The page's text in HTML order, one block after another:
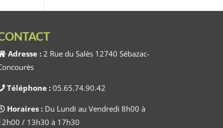
Adresse : 2 Rue du Salès 12740 Sébazac-
Téléphone : 05.65.74.90.42
Horaires : Du Lundi au Vendredi 8h00 à
/ 13h30 à 17h30